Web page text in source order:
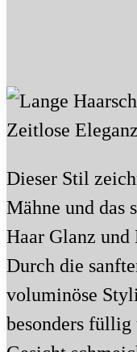
Dieser Stil
Mähne und das
Haar Glanz
Durch die
voluminöse
besonders füllig